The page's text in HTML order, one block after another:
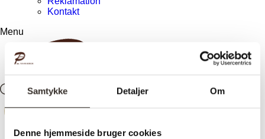
Samtykke Detaljer Om
Denne hjemmeside bruger cookies
Kontakt
Menu
Søg Konto Kurv
-28%